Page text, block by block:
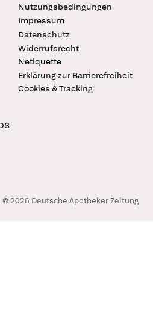
Nutzungsbedingungen
Impressum
Datenschutz
Widerrufsrecht
Netiquette
Erklärung zur Barrierefreiheit
Cookies & Tracking
© 2026 Deutsche Apotheker Zeitung